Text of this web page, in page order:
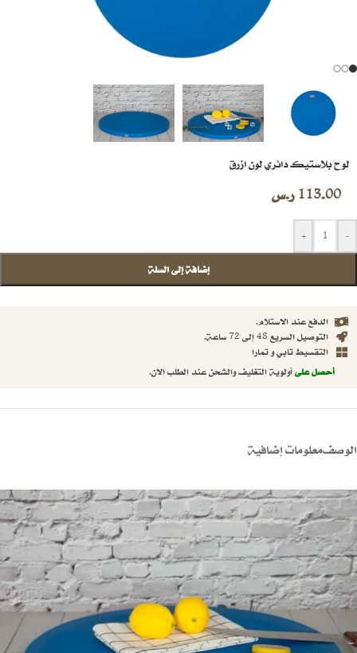
لوح بلاستيك دائري لون ازرق
113.00 ر.س
-
+
إضافة إلى السلة
الدفع عند الاستلام.
التوصيل السريع 48 إلى 72 ساعة.
التقسيط تابي و تمارا
أحصل علىأولوية التغليف والشحن عند الطلب الان.
الوصفمعلومات إضافية